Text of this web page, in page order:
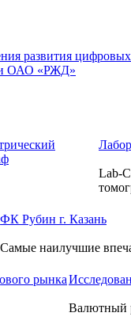
Lab-
ФК Рубин г. Казань
Самые наилучшие
Валютный